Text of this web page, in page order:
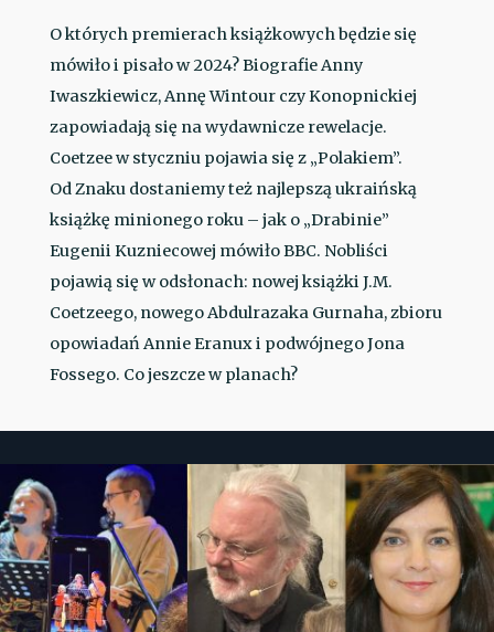
O których premierach książkowych będzie się
mówiło i pisało w 2024? Biografie Anny
Iwaszkiewicz, Annę Wintour czy Konopnickiej
zapowiadają się na wydawnicze rewelacje.
Coetzee w styczniu pojawia się z „Polakiem”.
Od Znaku dostaniemy też najlepszą ukraińską
książkę minionego roku – jak o „Drabinie”
Eugenii Kuzniecowej mówiło BBC. Nobliści
pojawią się w odsłonach: nowej książki J.M.
Coetzeego, nowego Abdulrazaka Gurnaha, zbioru
opowiadań Annie Eranux i podwójnego Jona
Fossego. Co jeszcze w planach?